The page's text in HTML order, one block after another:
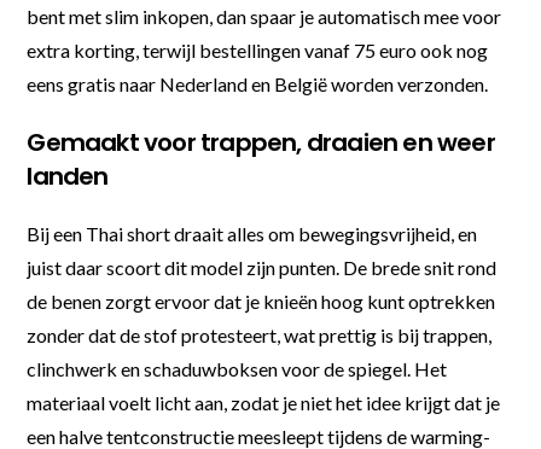
bent met slim inkopen, dan spaar je automatisch mee voor
extra korting, terwijl bestellingen vanaf 75 euro ook nog
eens gratis naar Nederland en België worden verzonden.
Gemaakt voor trappen, draaien en weer
landen
Bij een Thai short draait alles om bewegingsvrijheid, en
juist daar scoort dit model zijn punten. De brede snit rond
de benen zorgt ervoor dat je knieën hoog kunt optrekken
zonder dat de stof protesteert, wat prettig is bij trappen,
clinchwerk en schaduwboksen voor de spiegel. Het
materiaal voelt licht aan, zodat je niet het idee krijgt dat je
een halve tentconstructie meesleept tijdens de warming-